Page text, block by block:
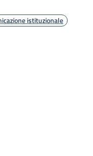
istituzionale